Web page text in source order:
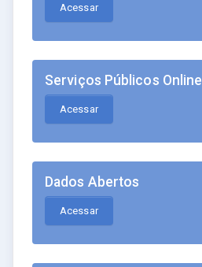
Acessar
Serviços Públicos Online
Acessar
Dados Abertos
Acessar